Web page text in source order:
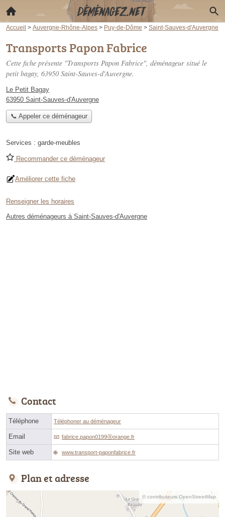
Accueil > Auvergne-Rhône-Alpes > Puy-de-Dôme > Saint-Sauves-d'Auvergne
Transports Papon Fabrice
Cette fiche présente "Transports Papon Fabrice", déménageur situé le
petit bagay, 63950 Saint-Sauves-d'Auvergne.
Le Petit Bagay
63950 Saint-Sauves-d'Auvergne
📞 Appeler ce déménageur
Services : garde-meubles
Recommander ce déménageur
Améliorer cette fiche
Renseigner les horaires
Autres déménageurs à Saint-Sauves-d'Auvergne
Contact
Téléphone Téléphoner au déménageur
Email fabrice.papon0199ⓐorange.fr
Site web www.transport-paponfabrice.fr
Plan et adresse
© contributeurs OpenStreetMap